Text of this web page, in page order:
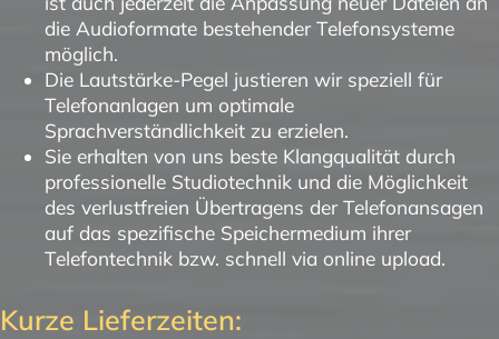
die Audioformate bestehender Telefonsysteme
möglich.
Die Lautstärke-Pegel justieren wir speziell für
Telefonanlagen um optimale
Sprachverständlichkeit zu erzielen.
Sie erhalten von uns beste Klangqualität durch
professionelle Studiotechnik und die Möglichkeit
des verlustfreien Übertragens der Telefonansagen
auf das spezifische Speichermedium ihrer
Telefontechnik bzw. schnell via online upload.
Kurze Lieferzeiten: